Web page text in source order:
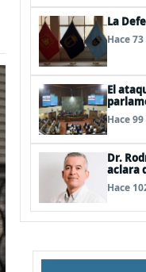
La
Hace
El
son los
Hace
Dr.
aclara
del
Hace